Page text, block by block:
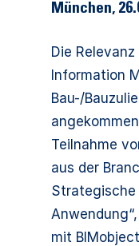
München,
Die
Information
Bau-/
Teilnahme
aus der
Strategische
mit